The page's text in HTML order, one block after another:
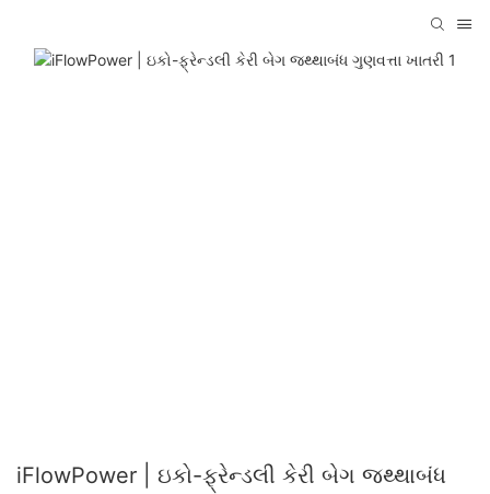
iFlowPower | ઇકો-ફ્રેન્ડલી કેરી બેગ જથ્થાબંધ